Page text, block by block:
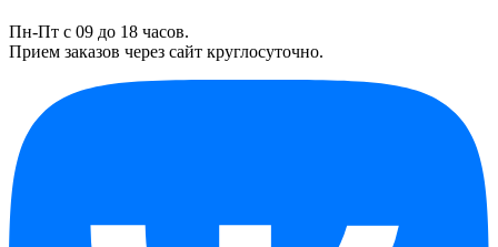
Пн-Пт с 09 до 18 часов.
Прием заказов через сайт круглосуточно.